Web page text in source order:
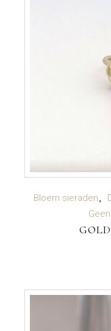
Bloem sieraden